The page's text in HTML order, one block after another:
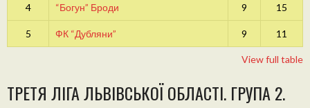
4 “Богун” Броди 9 15
5 ФК “Дубляни” 9 11
View full table
ТРЕТЯ ЛІГА ЛЬВІВСЬКОЇ ОБЛАСТІ. ГРУПА 2.